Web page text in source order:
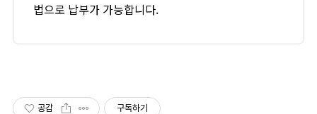
법으로 납부가 가능합니다.
공감 구독하기